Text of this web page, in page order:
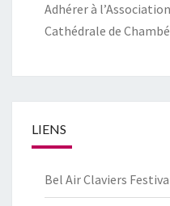
Adhérer à
Cathédrale de
LIENS
Bel Air Claviers